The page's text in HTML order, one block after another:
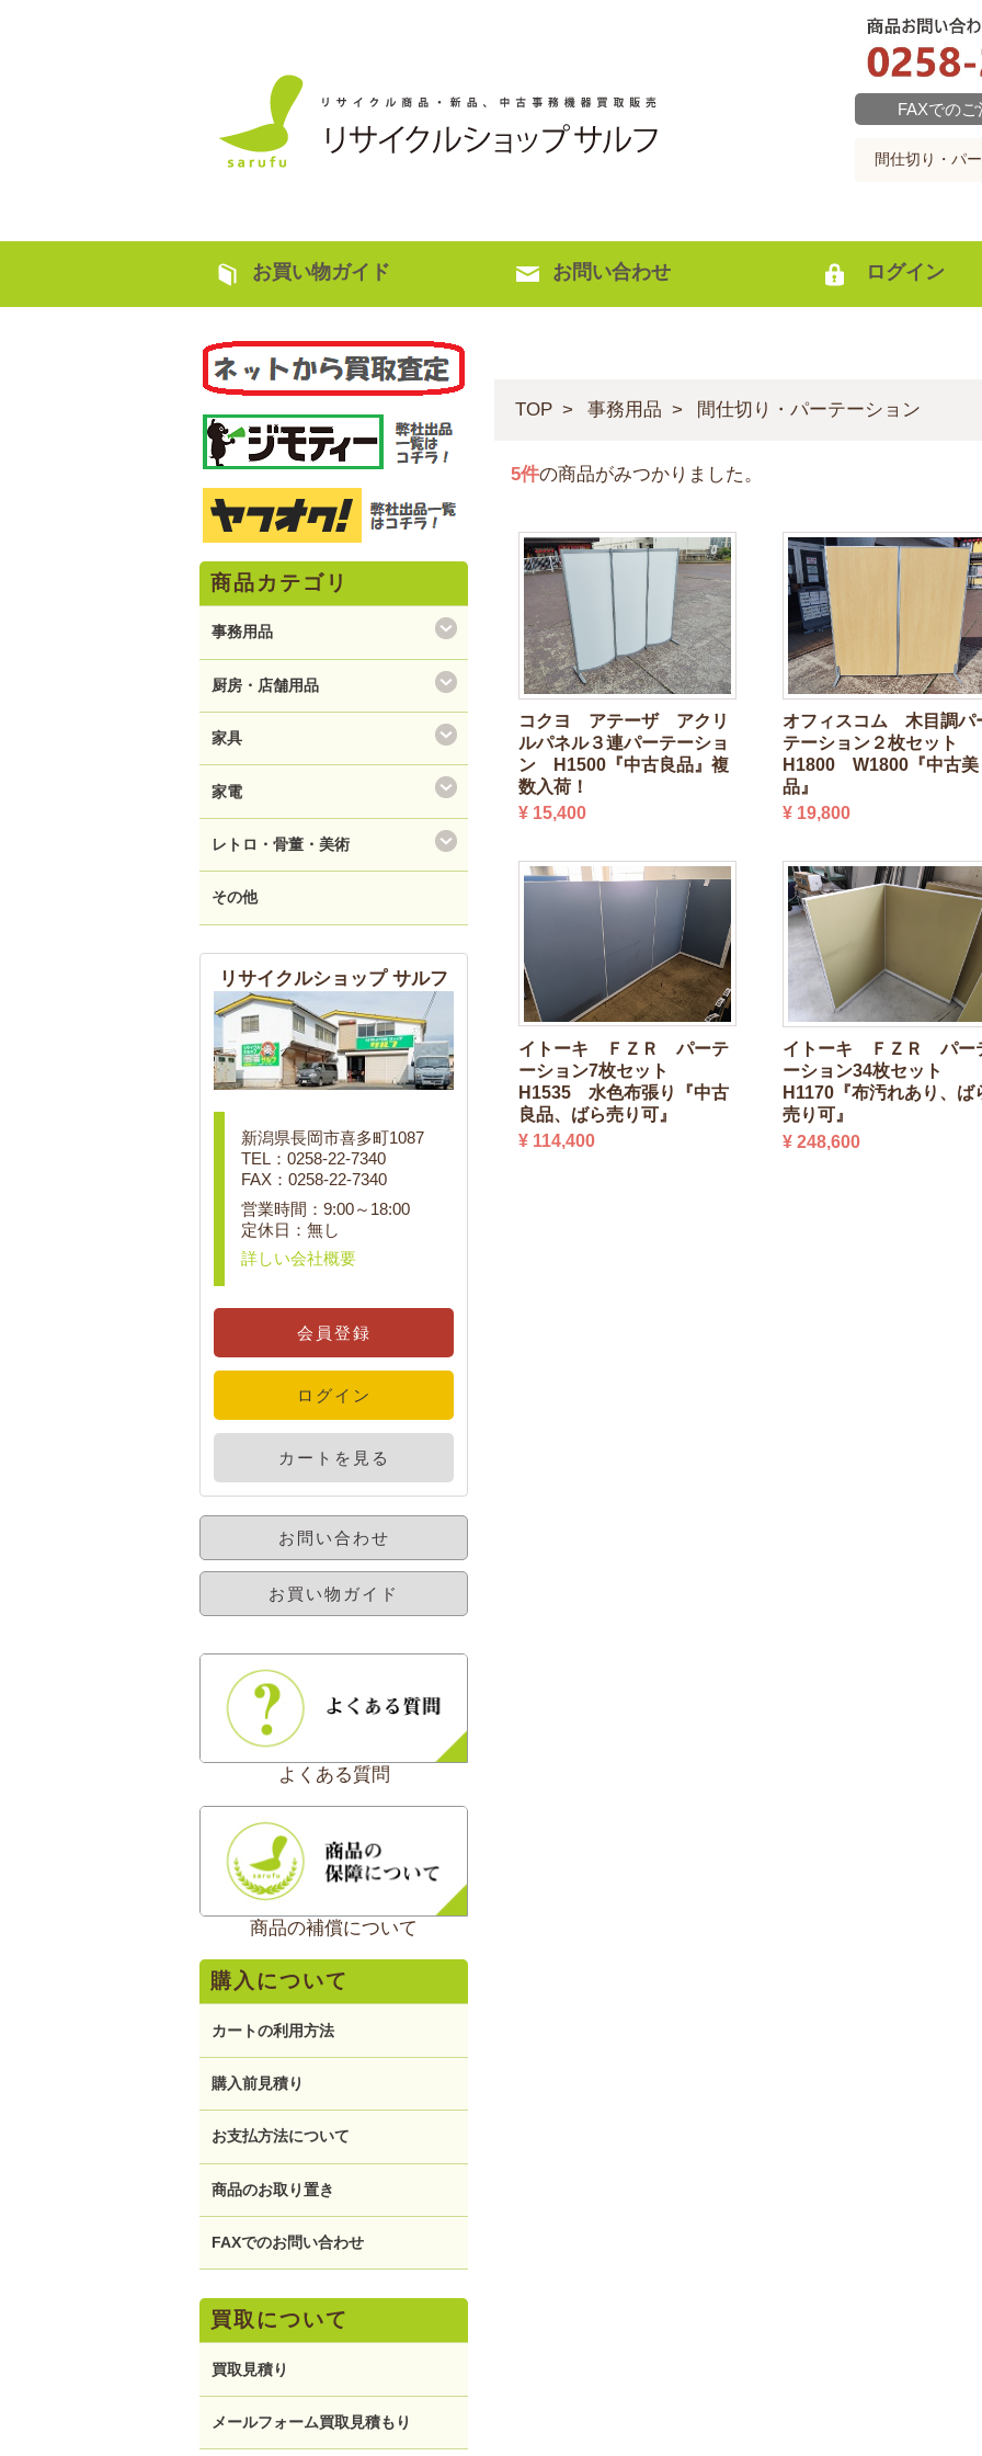
FAXでの
お買い物ガイド お問い合わせ ログイン
TOP 事務用品 間仕切り・パーテーション
5件の商品がみつかりました。
コクヨ アテーザ アクリ
ルパネル３連パーテーショ
ン H1500『中古良品』複
数入荷！
¥ 15,400
オフィスコム 木目調パ
テーション２枚セット
H1800 W1800『中古美
品』
¥ 19,800
イトーキ ＦＺＲ パーテ
ーション7枚セット
H1535 水色布張り『中古
良品、ばら売り可』
¥ 114,400
イトーキ ＦＺＲ パー
ーション34枚セット
H1170『布汚れあり、ば
売り可』
¥ 248,600
商品カテゴリ
事務用品
厨房・店舗用品
家具
家電
レトロ・骨董・美術
その他
リサイクルショップ サルフ
新潟県長岡市喜多町1087
TEL：0258-22-7340
FAX：0258-22-7340
営業時間：9:00～18:00
定休日：無し
詳しい会社概要
会員登録
ログイン
カートを見る
お問い合わせ
お買い物ガイド
よくある質問
商品の補償について
購入について
カートの利用方法
購入前見積り
お支払方法について
商品のお取り置き
FAXでのお問い合わせ
買取について
買取見積り
メールフォーム買取見積もり